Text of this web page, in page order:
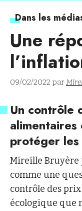
Dans les
Une
09/02/2022 par
Un contrôle
protéger
Mireille Bruyère
comme une
contrôle des
écologique que